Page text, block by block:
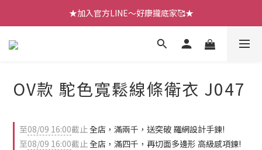
【七月新品】上架了!! 限時折扣優惠😍
★加入官方LINE～好康攏底家🥰★
【七月新品】上架了!! 限時折扣優惠😍
OV款 駝色寬鬆線條衛衣 J047
至08/09 16:00截止全店，滿兩千，送突破 羅網設計手鍊!
至08/09 16:00截止全店，滿四千，再切面多邊形 高級感項鍊!